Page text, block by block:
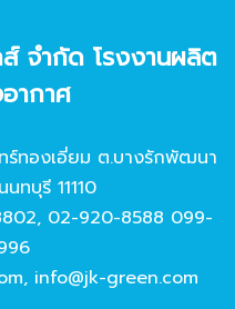
จํากัด โรงงานผลิต
ากาศ
ร์ทองเอี่ยม ต.บางรักพัฒนา
ทบุรี 11110
, 02-920-8588 099-
, info@jk-green.com